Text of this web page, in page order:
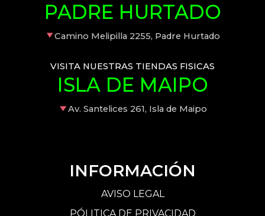
PADRE HURTADO
Camino Melipilla 2255, Padre Hurtado
VISITA NUESTRAS TIENDAS FISICAS
ISLA DE MAIPO
Av. Santelices 261, Isla de Maipo
INFORMACIÓN
AVISO LEGAL
PÓLITICA DE PRIVACIDAD